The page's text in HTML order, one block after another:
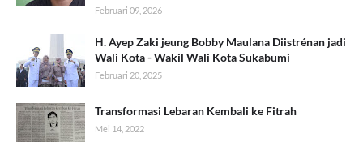
Februari 09, 2026
H. Ayep Zaki jeung Bobby Maulana Diistrénan jadi
Wali Kota - Wakil Wali Kota Sukabumi
Februari 20, 2025
Transformasi Lebaran Kembali ke Fitrah
Mei 14, 2022